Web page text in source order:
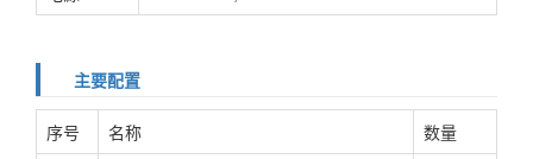
主要配置
序号 名称
数量